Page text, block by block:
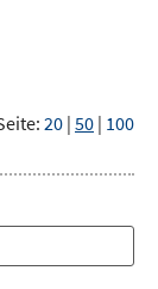
20 | 50 | 100